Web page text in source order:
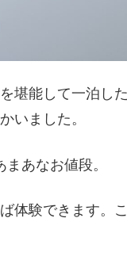
堪能して一泊し
いました。
あなお値段。
体験できます。